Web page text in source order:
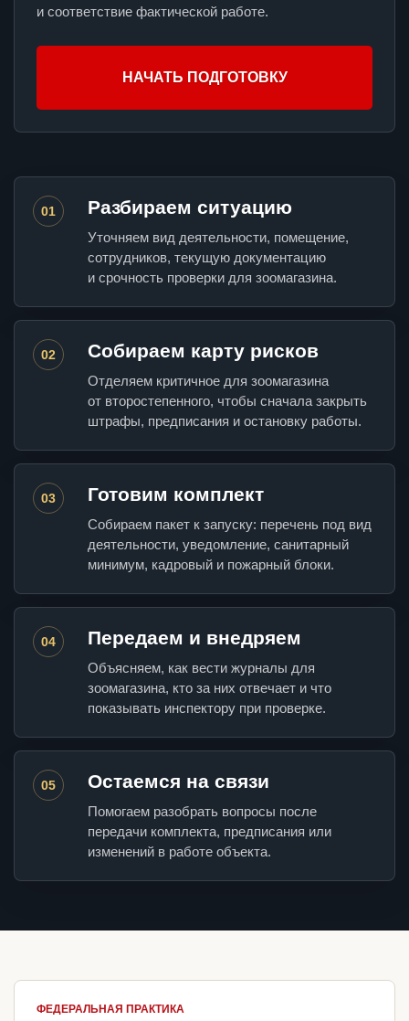
и соответствие фактической работе.
НАЧАТЬ ПОДГОТОВКУ
01 Разбираем ситуацию
Уточняем вид деятельности, помещение,
сотрудников, текущую документацию
и срочность проверки для зоомагазина.
02 Собираем карту рисков
Отделяем критичное для зоомагазина
от второстепенного, чтобы сначала закрыть
штрафы, предписания и остановку работы.
03 Готовим комплект
Собираем пакет к запуску: перечень под вид
деятельности, уведомление, санитарный
минимум, кадровый и пожарный блоки.
04 Передаем и внедряем
Объясняем, как вести журналы для
зоомагазина, кто за них отвечает и что
показывать инспектору при проверке.
05 Остаемся на связи
Помогаем разобрать вопросы после
передачи комплекта, предписания или
изменений в работе объекта.
ФЕДЕРАЛЬНАЯ ПРАКТИКА